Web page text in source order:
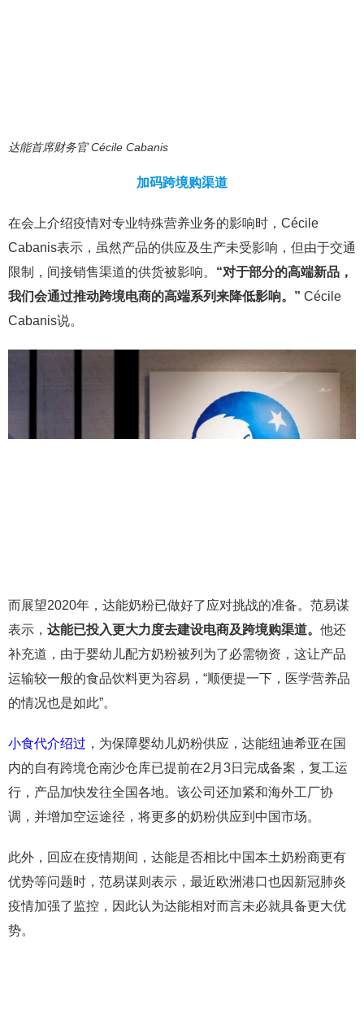
达能首席财务官 Cécile Cabanis
加码跨境购渠道
在会上介绍疫情对专业特殊营养业务的影响时，Cécile
Cabanis表示，虽然产品的供应及生产未受影响，但由于交通
限制，间接销售渠道的供货被影响。 “对于部分的高端新品，
我们会通过推动跨境电商的高端系列来降低影响。” Cécile
Cabanis说。
而展望2020年，达能奶粉已做好了应对挑战的准备。范易谋
表示， 达能已投入更大力度去建设电商及跨境购渠道。 他还
补充道，由于婴幼儿配方奶粉被列为了必需物资，这让产品
运输较一般的食品饮料更为容易，“顺便提一下，医学营养品
的情况也是如此”。
小食代介绍过 ，为保障婴幼儿奶粉供应，达能纽迪希亚在国
内的自有跨境仓南沙仓库已提前在2月3日完成备案，复工运
行，产品加快发往全国各地。该公司还加紧和海外工厂协
调，并增加空运途径，将更多的奶粉供应到中国市场。
此外，回应在疫情期间，达能是否相比中国本土奶粉商更有
优势等问题时，范易谋则表示，最近欧洲港口也因新冠肺炎
疫情加强了监控，因此认为达能相对而言未必就具备更大优
势。